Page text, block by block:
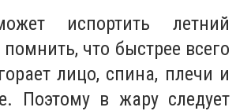
испортить летний
что быстрее всего
лицо, спина, плечи и
Поэтому в жару следует